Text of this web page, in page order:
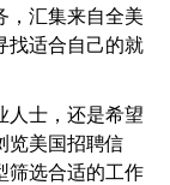
，汇集来自全美
找适合自己的就
人士，还是希望
览美国招聘信
筛选合适的工作